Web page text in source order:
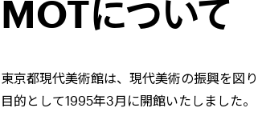
MOTについて
東京都現代美術館は、現代美術の振興を図
目的として1995年3月に開館いたしました。